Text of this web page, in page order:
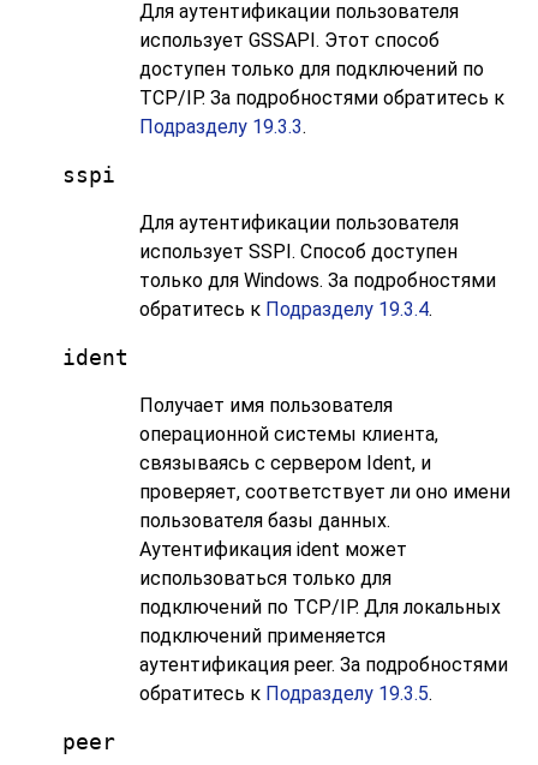
Для аутентификации пользователя
использует GSSAPI. Этот способ
доступен только для подключений по
TCP/IP. За подробностями обратитесь к
Подразделу 19.3.3.
sspi
Для аутентификации пользователя
использует SSPI. Способ доступен
только для Windows. За подробностями
обратитесь к Подразделу 19.3.4.
ident
Получает имя пользователя
операционной системы клиента,
связываясь с сервером Ident, и
проверяет, соответствует ли оно имени
пользователя базы данных.
Аутентификация ident может
использоваться только для
подключений по TCP/IP. Для локальных
подключений применяется
аутентификация peer. За подробностями
обратитесь к Подразделу 19.3.5.
peer